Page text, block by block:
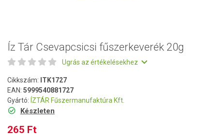
Íz Tár Csevapcsicsi fűszerkeverék 20g
Ugrás az értékelésekhez
Cikkszám: ITK1727
EAN: 5999540881727
Gyártó: ÍZTÁR Fűszermanufaktúra Kft.
Készleten
265 Ft